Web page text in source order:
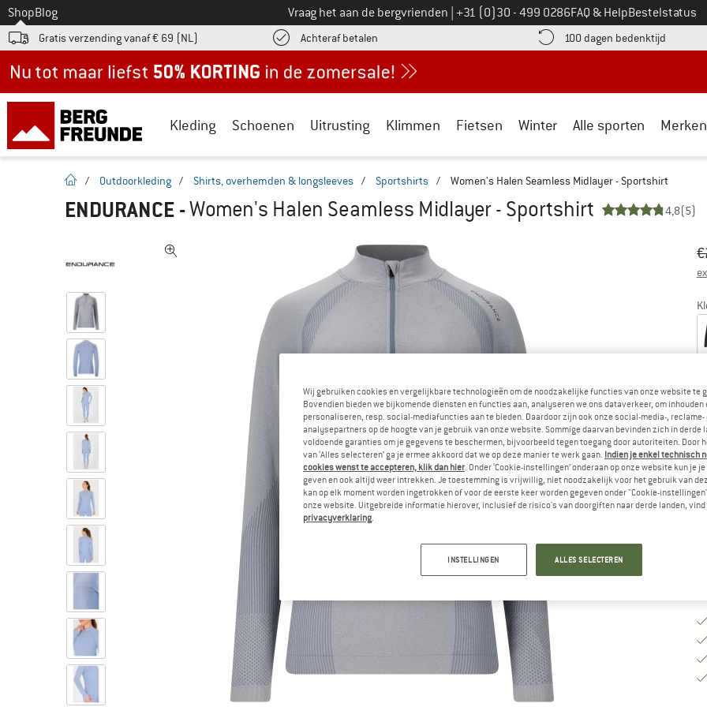
Naar
ShopBlog Vraag het aan de bergvrienden Bel ons op
+31 (0)30 - 499 0286FAQ & HelpBestelstatus
Gratis verzending vanaf € 69 (NL) Achteraf betalen vind de betalingsinformatie hier! Opent in een infovak
100 dagen bedenktijd Vind
Kleding Schoenen Uitrusting Klimmen Fietsen Winter Alle sporten Merken
Startpagina
/ Outdoorkleding / Shirts, overhemden & longsleeves / Sportshirts / Women's Halen Seamless Midlayer - Sportshirt
ENDURANCE -Women's Halen Seamless Midlayer - Sportshirt 4,8(5)
€
Wij gebruiken cookies en vergelijkbare technologieën om de noodzakelijke functies van onze website te
Bovendien bieden we bijkomende diensten en functies aan, analyseren we ons dataverkeer, om inhouden
personaliseren, resp. social-mediafuncties aan te bieden. Daardoor zijn ook onze social-media-, reclame-
analysepartners op de hoogte van je gebruik van onze website. Sommige daarvan bevinden zich in derde
voldoende garanties om je gegevens te beschermen, bijvoorbeeld tegen toegang door autoriteiten. Door
van ‘Alles selecteren’ ga je ermee akkoord dat we op deze manier te werk gaan. Indien je enkel technisch
cookies wenst te accepteren, klik dan hier. Onder ‘Cookie-instellingen’ onderaan op onze website kun je
geven en ook altijd weer intrekken. Je toestemming is vrijwillig, niet noodzakelijk voor het gebruik van
kan op elk moment worden ingetrokken of voor de eerste keer worden gegeven onder "Cookie-
onze website. Uitgebreide informatie hierover, inclusief de risico's van doorgiften naar derde landen, vind
privacyverklaring.
INSTELLINGEN ALLES SELECTEREN